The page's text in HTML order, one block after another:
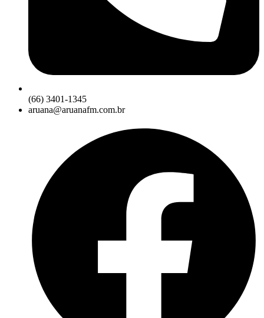
(66) 3401-1345
aruana@aruanafm.com.br